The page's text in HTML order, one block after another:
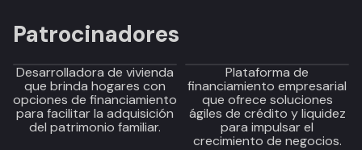
Patrocinadores
Desarrolladora de vivienda
que brinda hogares con
opciones de financiamiento
para facilitar la adquisición
del patrimonio familiar.
Plataforma de
financiamiento empresarial
que ofrece soluciones
ágiles de crédito y liquidez
para impulsar el
crecimiento de negocios.